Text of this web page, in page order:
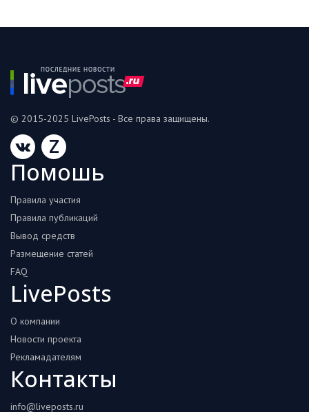
© 2015-2025 LivePosts - Все права защищены.
Z
Помошь
Правила участия
Правила публикаций
Вывод средств
Размещение статей
FAQ
LivePosts
О компании
Новости проекта
Рекламадателям
Контакты
info@liveposts.ru